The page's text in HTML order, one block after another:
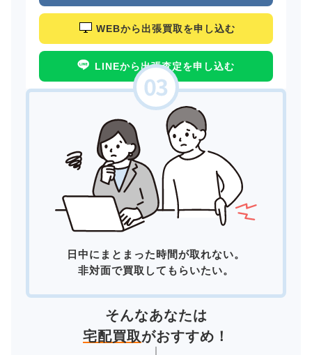
WEBから出張買取を申し込む
LINEから出張査定を申し込む
日中にまとまった時間が取れない。
非対面で買取してもらいたい。
そんなあなたは
宅配買取がおすすめ！